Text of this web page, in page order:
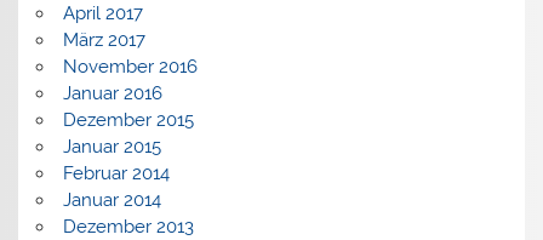
April 2017
März 2017
November 2016
Januar 2016
Dezember 2015
Januar 2015
Februar 2014
Januar 2014
Dezember 2013